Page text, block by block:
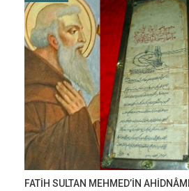
FATİH SULTAN MEHMED’İN